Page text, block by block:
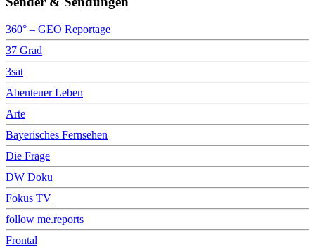
360° – GEO Reportage
37 Grad
3sat
Abenteuer Leben
Arte
Bayerisches Fernsehen
Die Frage
DW Doku
Fokus TV
follow me.reports
Frontal